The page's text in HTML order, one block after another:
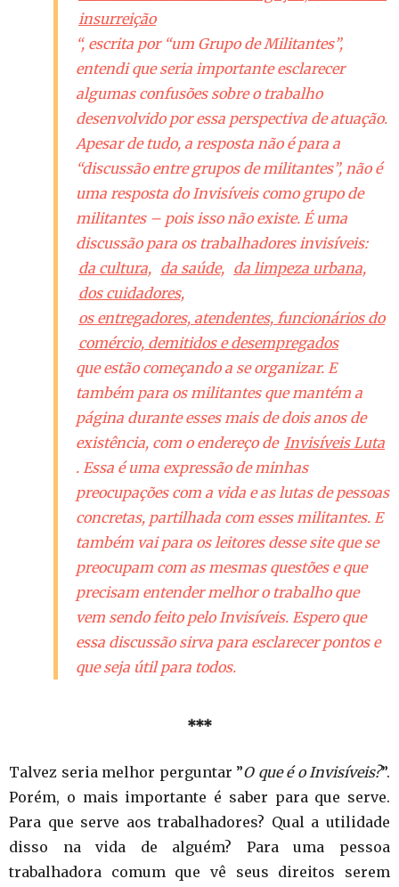
insurreição
“, escrita por “um Grupo de Militantes”,
entendi que seria importante esclarecer
algumas confusões sobre o trabalho
desenvolvido por essa perspectiva de atuação.
Apesar de tudo, a resposta não é para a
“discussão entre grupos de militantes”, não é
uma resposta do Invisíveis como grupo de
militantes – pois isso não existe. É uma
discussão para os trabalhadores invisíveis:
da cultura, da saúde, da limpeza urbana,
dos cuidadores,
os entregadores, atendentes, funcionários do
comércio, demitidos e desempregados
que estão começando a se organizar. E
também para os militantes que mantém a
página durante esses mais de dois anos de
existência, com o endereço de Invisíveis Luta
. Essa é uma expressão de minhas
preocupações com a vida e as lutas de pessoas
concretas, partilhada com esses militantes. E
também vai para os leitores desse site que se
preocupam com as mesmas questões e que
precisam entender melhor o trabalho que
vem sendo feito pelo Invisíveis. Espero que
essa discussão sirva para esclarecer pontos e
que seja útil para todos.
***
Talvez seria melhor perguntar ”O que é o Invisíveis?”.
Porém, o mais importante é saber para que serve.
Para que serve aos trabalhadores? Qual a utilidade
disso na vida de alguém? Para uma pessoa
trabalhadora comum que vê seus direitos serem